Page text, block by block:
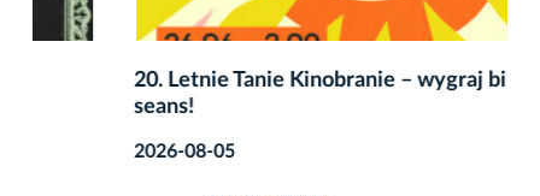
20. Letnie Tanie Kinobranie – wygraj bilety na